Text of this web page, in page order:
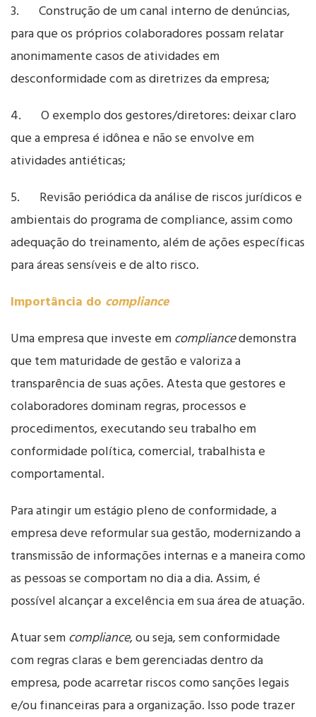
3. Construção de um canal interno de denúncias,
para que os próprios colaboradores possam relatar
anonimamente casos de atividades em
desconformidade com as diretrizes da empresa;
4. O exemplo dos gestores/diretores: deixar claro
que a empresa é idônea e não se envolve em
atividades antiéticas;
5. Revisão periódica da análise de riscos jurídicos e
ambientais do programa de compliance, assim como
adequação do treinamento, além de ações específicas
para áreas sensíveis e de alto risco.
Importância do compliance
Uma empresa que investe emcompliancedemonstra
que tem maturidade de gestão e valoriza a
transparência de suas ações. Atesta que gestores e
colaboradores dominam regras, processos e
procedimentos, executando seu trabalho em
conformidade política, comercial, trabalhista e
comportamental.
Para atingir um estágio pleno de conformidade, a
empresa deve reformular sua gestão, modernizando a
transmissão de informações internas e a maneira como
as pessoas se comportam no dia a dia. Assim, é
possível alcançar a excelência em sua área de atuação.
Atuar semcompliance, ou seja, sem conformidade
com regras claras e bem gerenciadas dentro da
empresa, pode acarretar riscos como sanções legais
e/ou financeiras para a organização. Isso pode trazer